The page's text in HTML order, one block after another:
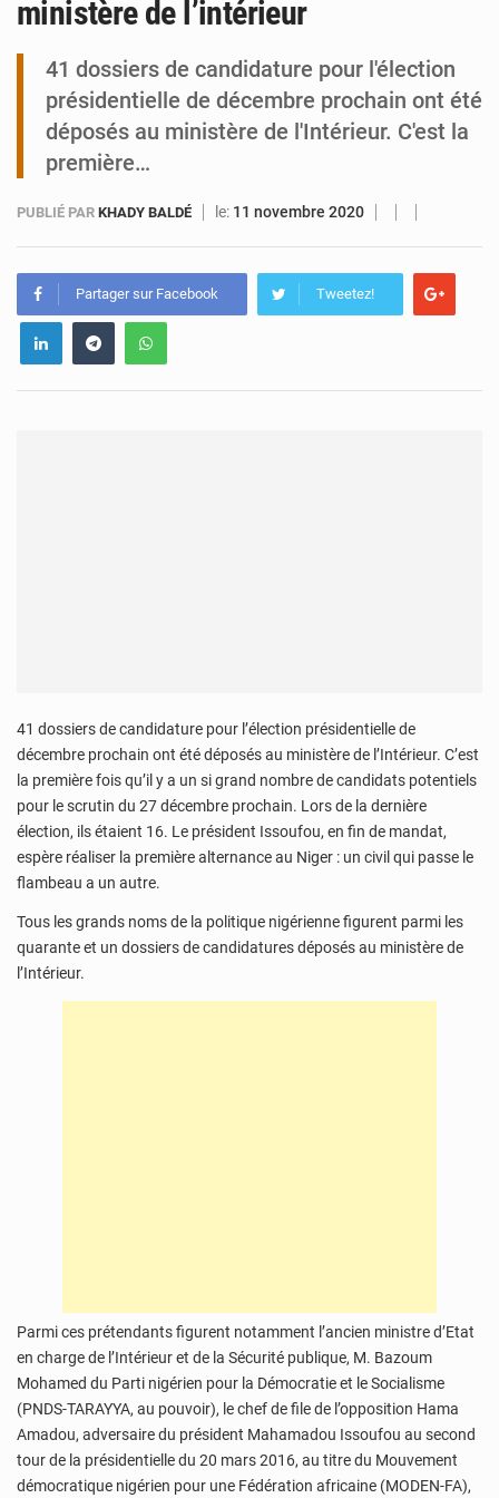
ministère de l’intérieur
41 dossiers de candidature pour l'élection
présidentielle de décembre prochain ont été
déposés au ministère de l'Intérieur. C'est la
première…
PUBLIÉ PAR KHADY BALDÉ le: 11 novembre 2020
Partager sur Facebook Tweetez!
41 dossiers de candidature pour l’élection présidentielle de
décembre prochain ont été déposés au ministère de l’Intérieur. C’est
la première fois qu’il y a un si grand nombre de candidats potentiels
pour le scrutin du 27 décembre prochain. Lors de la dernière
élection, ils étaient 16. Le président Issoufou, en fin de mandat,
espère réaliser la première alternance au Niger : un civil qui passe le
flambeau a un autre.
Tous les grands noms de la politique nigérienne figurent parmi les
quarante et un dossiers de candidatures déposés au ministère de
l’Intérieur.
Parmi ces prétendants figurent notamment l’ancien ministre d’Etat
en charge de l’Intérieur et de la Sécurité publique, M. Bazoum
Mohamed du Parti nigérien pour la Démocratie et le Socialisme
(PNDS-TARAYYA, au pouvoir), le chef de file de l’opposition Hama
Amadou, adversaire du président Mahamadou Issoufou au second
tour de la présidentielle du 20 mars 2016, au titre du Mouvement
démocratique nigérien pour une Fédération africaine (MODEN-FA),